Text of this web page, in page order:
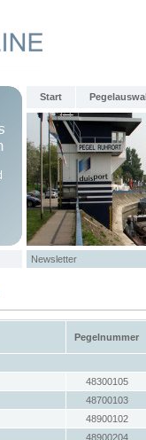
Start
Newsletter
Pegelnummer
48300105
48700103
48900102
48900204